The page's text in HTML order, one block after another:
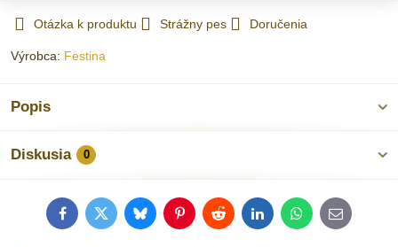
Otázka k produktu Strážny pes Doručenia
Výrobca: Festina
Popis
Diskusia 0
FacebookTwitterBlueskyPinterestRedditLinkedInWhatsApp
E-
mail